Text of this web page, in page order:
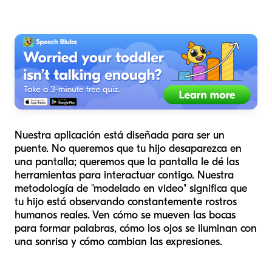
Nuestra aplicación está diseñada para ser un
puente. No queremos que tu hijo desaparezca en
una pantalla; queremos que la pantalla le dé las
herramientas para interactuar contigo. Nuestra
metodología de "modelado en video" significa que
tu hijo está observando constantemente rostros
humanos reales. Ven cómo se mueven las bocas
para formar palabras, cómo los ojos se iluminan con
una sonrisa y cómo cambian las expresiones.